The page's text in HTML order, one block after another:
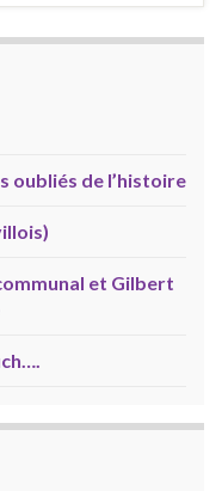
oubliés de l’histoire
et Gilbert